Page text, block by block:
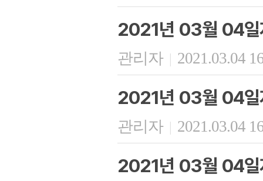
2021년 03월 04일
관리자 | 2021.03.04
2021년 03월 04일
관리자 | 2021.03.04
2021년 03월 04일